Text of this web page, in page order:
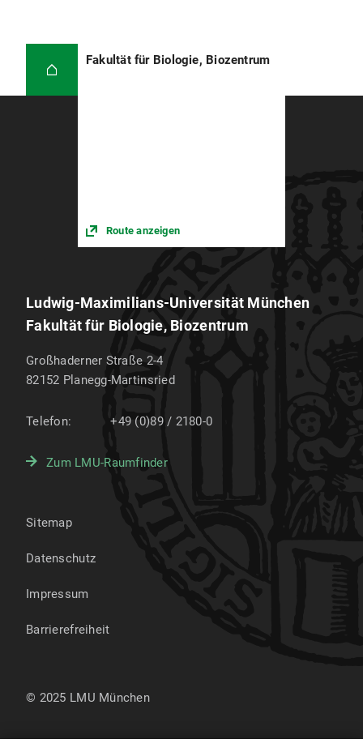
Fakultät für Biologie, Biozentrum
Route anzeigen
Ludwig-Maximilians-Universität München
Fakultät für Biologie, Biozentrum
Großhaderner Straße 2-4
82152 Planegg-Martinsried
Telefon: +49 (0)89 / 2180-0
Zum LMU-Raumfinder
Sitemap
Datenschutz
Impressum
Barrierefreiheit
© 2025 LMU München